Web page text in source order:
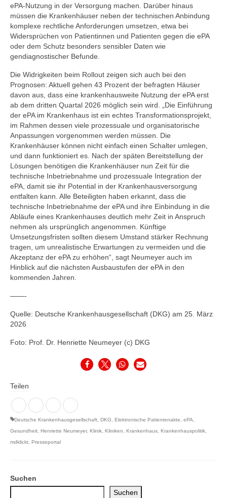
ePA-Nutzung in der Versorgung machen. Darüber hinaus
müssen die Krankenhäuser neben der technischen Anbindung
komplexe rechtliche Anforderungen umsetzen, etwa bei
Widersprüchen von Patientinnen und Patienten gegen die ePA
oder dem Schutz besonders sensibler Daten wie
gendiagnostischer Befunde.
Die Widrigkeiten beim Rollout zeigen sich auch bei den
Prognosen: Aktuell gehen 43 Prozent der befragten Häuser
davon aus, dass eine krankenhausweite Nutzung der ePA erst
ab dem dritten Quartal 2026 möglich sein wird. „Die Einführung
der ePA im Krankenhaus ist ein echtes Transformationsprojekt,
im Rahmen dessen viele prozessuale und organisatorische
Anpassungen vorgenommen werden müssen. Die
Krankenhäuser können nicht einfach einen Schalter umlegen,
und dann funktioniert es. Nach der späten Bereitstellung der
Lösungen benötigen die Krankenhäuser nun Zeit für die
technische Inbetriebnahme und prozessuale Integration der
ePA, damit sie ihr Potential in der Krankenhausversorgung
entfalten kann. Alle Beteiligten haben erkannt, dass die
technische Inbetriebnahme der ePA und ihre Einbindung in die
Abläufe eines Krankenhauses deutlich mehr Zeit in Anspruch
nehmen als ursprünglich angenommen. Künftige
Umsetzungsfristen sollten diesem Umstand stärker Rechnung
tragen, um unrealistische Erwartungen zu vermeiden und die
Akzeptanz der ePA zu erhöhen“, sagt Neumeyer auch im
Hinblick auf die nächsten Ausbaustufen der ePA in den
kommenden Jahren.
——-
Quelle: Deutsche Krankenhausgesellschaft (DKG) am 25. März
2026
Foto: Prof. Dr. Henriette Neumeyer (c) DKG
Teilen
Deutsche Krankenhausgesellschaft DKG Elektronische Patientenakte ePA
Gesundheit Henriette Neumeyer, Klinik Kliniken Krankenhaus Krankenhauspolitik
mdklickt Presseportal
Suchen
Suchen